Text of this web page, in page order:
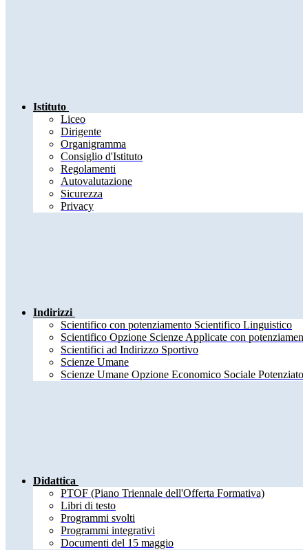
Istituto
Liceo
Dirigente
Organigramma
Consiglio d'Istituto
Regolamenti
Autovalutazione
Sicurezza
Privacy
Indirizzi
Scientifico con potenziamento Scientifico Linguistico
Scientifico Opzione Scienze Applicate con
Scientifici ad Indirizzo Sportivo
Scienze Umane
Scienze Umane Opzione Economico Sociale Potenziato
Didattica
PTOF (Piano Triennale dell'Offerta Formativa)
Libri di testo
Programmi svolti
Programmi integrativi
Documenti del 15 maggio